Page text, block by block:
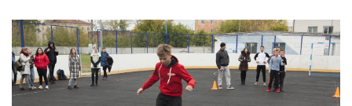
Орбита
Орлёнок
Пионер